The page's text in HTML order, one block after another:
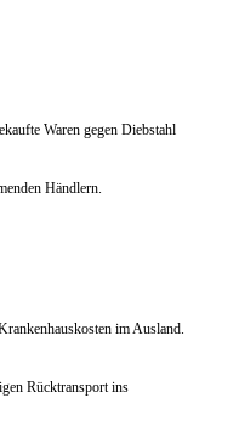
Waren gegen Diebstahl
Händlern.
im Ausland.
Rücktransport ins